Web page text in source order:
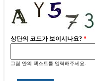
상단의 코드가 보이시나요? *
그림 안의 텍스트를 입력해주세요.